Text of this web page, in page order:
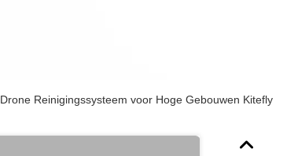
Drone Reinigingssysteem voor Hoge Gebouwen Kitefly